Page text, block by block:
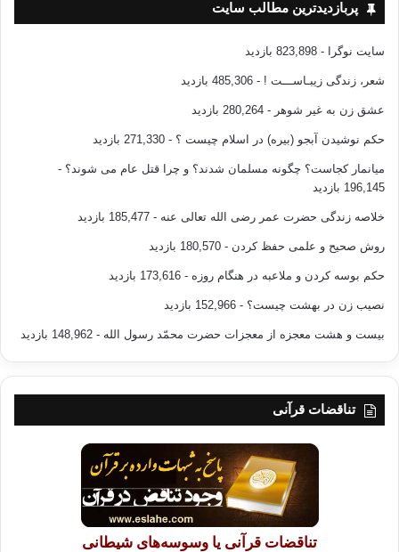
پربازدیدترین مطالب سایت
سایت نوگرا - 823,898 بازدید
شعر، زندگی زیبـاســـت ! - 485,306 بازدید
عشق زن به غیر شوهر - 280,264 بازدید
حکم نوشیدن آبجو (بیره) در اسلام چیست ؟ - 271,330 بازدید
میانمار کجاست؟ چگونه مسلمان شدند؟ و چرا قتل عام می شوند؟ -
196,145 بازدید
خلاصه زندگی حضرت عمر رضی الله تعالی عنه - 185,477 بازدید
روش صحیح و علمی حفظ کردن - 180,570 بازدید
حکم بوسه کردن و ملاعبه در هنگام روزه - 173,616 بازدید
نصیب زن در بهشت چیست؟ - 152,966 بازدید
بیست و هشت معجزه از معجزات حضرت محمّد رسول الله - 148,962 بازدید
تناقضات قرآنی
تناقضات قرآنی یا وسوسه‌های شیطانی